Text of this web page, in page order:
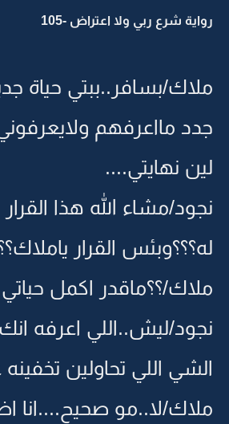
رواية شرع ربي ولا اعتراض -105
ملاك/بسافر..ببتي حياة
جدد مااعرفهم
لين نهايتي....
نجود/مشاء الله هذا
له؟؟؟وبئس القرار
ملاك/؟؟ماقدر اكمل
نجود/ليش..اللي اعرفه
الشي اللي تحاولين
ملاك/لا..مو صحيح....انا